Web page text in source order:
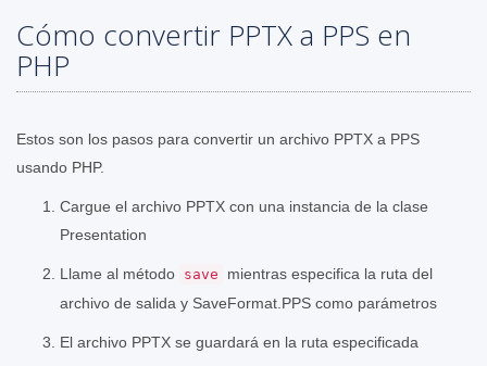
Cómo convertir PPTX a PPS en
PHP
Estos son los pasos para convertir un archivo PPTX a PPS
usando PHP.
Cargue el archivo PPTX con una instancia de la clase
Presentation
Llame al método save
mientras especifica la ruta del
archivo de salida y SaveFormat.PPS como parámetros
El archivo PPTX se guardará en la ruta especificada